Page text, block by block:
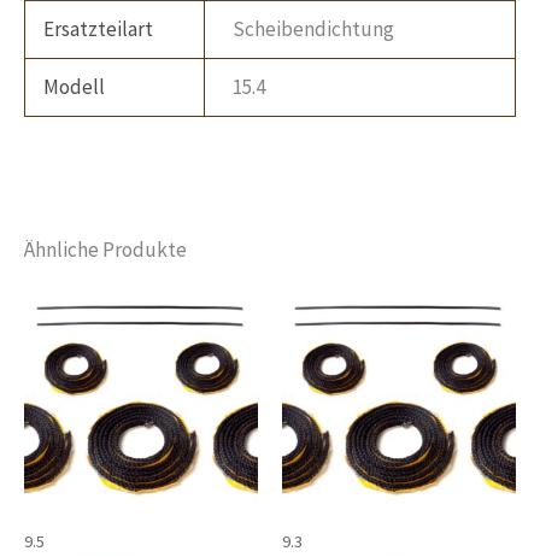
Ersatzteilart Scheibendichtung
Modell 15.4
Ähnliche Produkte
9.5 9.3